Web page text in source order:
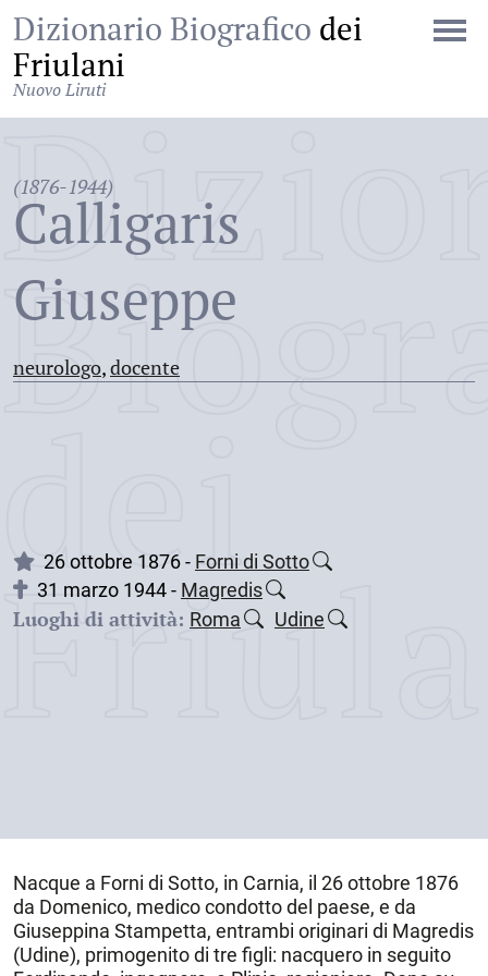
Dizionario Biografico dei
Friulani
Nuovo Liruti
(1876-1944)
Calligaris
Giuseppe
neurologo,docente
dei
26 ottobre 1876 - Forni di Sotto
31 marzo 1944 - Magredis
Luoghi di attività: Roma Udine
Nacque a Forni di Sotto, in Carnia, il 26 ottobre 1876
da Domenico, medico condotto del paese, e da
Giuseppina Stampetta, entrambi originari di Magredis
(Udine), primogenito di tre figli: nacquero in seguito